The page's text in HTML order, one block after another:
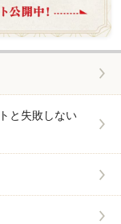
と失敗しない